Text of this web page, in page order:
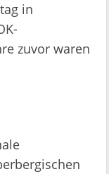
in
zuvor waren